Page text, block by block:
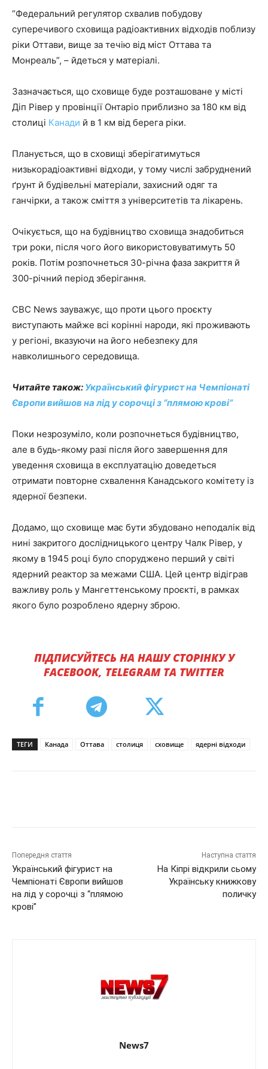
“Федеральний регулятор схвалив побудову
суперечивого сховища радіоактивних відходів поблизу
ріки Оттави, вище за течію від міст Оттава та
Монреаль”, – йдеться у матеріалі.
Зазначається, що сховище буде розташоване у місті
Діп Рівер у провінції Онтаріо приблизно за 180 км від
столиці Канади й в 1 км від берега ріки.
Планується, що в сховищі зберігатимуться
низькорадіоактивні відходи, у тому числі забруднений
ґрунт й будівельні матеріали, захисний одяг та
ганчірки, а також сміття з університетів та лікарень.
Очікується, що на будівництво сховища знадобиться
три роки, після чого його використовуватимуть 50
років. Потім розпочнеться 30-річна фаза закриття й
300-річний період зберігання.
CBC News зауважує, що проти цього проєкту
виступають майже всі корінні народи, які проживають
у регіоні, вказуючи на його небезпеку для
навколишнього середовища.
Читайте також: Український фігурист на Чемпіонаті
Європи вийшов на лід у сорочці з “плямою крові”
Поки незрозуміло, коли розпочнеться будівництво,
але в будь-якому разі після його завершення для
уведення сховища в експлуатацію доведеться
отримати повторне схвалення Канадського комітету із
ядерної безпеки.
Додамо, що сховище має бути збудовано неподалік від
нині закритого дослідницького центру Чалк Рівер, у
якому в 1945 році було споруджено перший у світі
ядерний реактор за межами США. Цей центр відіграв
важливу роль у Мангеттенському проєкті, в рамках
якого було розроблено ядерну зброю.
ПІДПИСУЙТЕСЬ НА НАШУ СТОРІНКУ У
FACEBOOK, TELEGRAM ТА TWITTER
ТЕГИ Канада Оттава столиця сховище ядерні відходи
Попередня стаття
Український фігурист на
Чемпіонаті Європи вийшов
на лід у сорочці з “плямою
крові”
Наступна стаття
На Кіпрі відкрили сьому
Українську книжкову
поличку
News7